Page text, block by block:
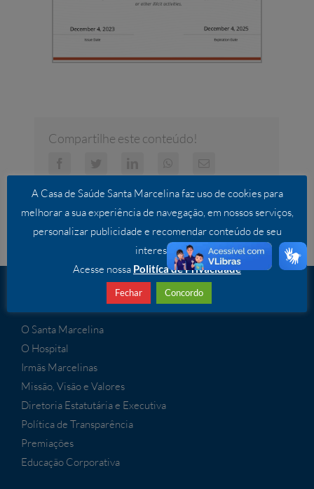
Compartilhe este conteúdo!
mail
O Santa Marcelina
O Hospital
Irmãs Marcelinas
Missão, Visão e Valores
Diretoria Estatutária e Executiva
Política de Transparência
Premiações
Educação Corporativa
A Casa de Saúde Santa Marcelina faz uso de cookies para
melhorar a sua experiência de navegação, em nossos serviços,
personalizar publicidade e recomendar conteúdo de seu
interesse.
Acesse nossa Politíca de Privacidade
Fechar Concordo